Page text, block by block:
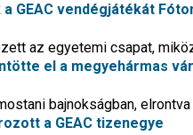
GEAC vendégjátékát
az egyetemi csapat,
el a megyehármas
bajnokságban,
a GEAC tizenegye